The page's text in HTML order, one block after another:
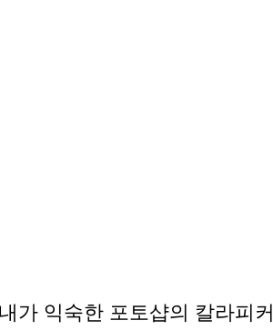
가 익숙한 포토샵의 칼라피커